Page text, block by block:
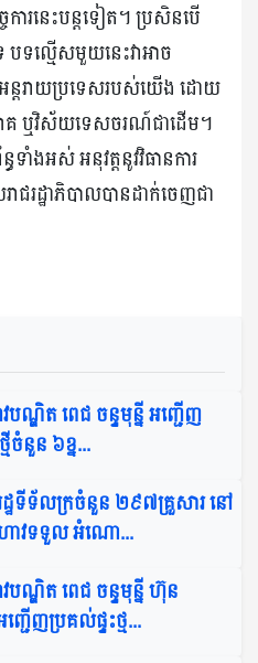
ការនេះបន្តទៀត។ ប្រសិនបើ
បទល្មើសមួយនេះវាអាច
អន្តរាយប្រទេសរបស់យើង ដោយ
គ ឬវិស័យទេសចរណ៍ជាដើម។
ធទាំងអស់ អនុវត្តនូវវិធានការ
ជរដ្ឋាភិបាលបានដាក់ចេញជា
ណ្ឌិត ពេជ ចន្ទមុន្នី អញ្ជើញ
ចំនួន ៦ខ្ន...
ឋទីទ័លក្រចំនួន ២៩៧គ្រួសារ នៅ
ាវទទួល អំណោ...
ណ្ឌិត ពេជ ចន្ទមុន្នី ហ៊ុន
ើញប្រគល់ផ្ទះថ្ម...